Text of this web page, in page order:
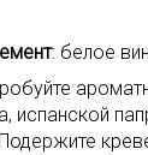
: белое
испанской